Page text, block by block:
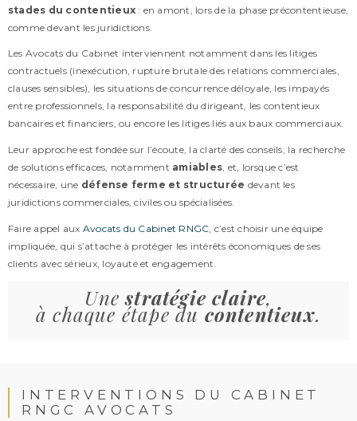
stades du contentieux : en amont, lors de la phase précontentieuse,
comme devant les juridictions.
Les Avocats du Cabinet interviennent notamment dans les litiges
contractuels (inexécution, rupture brutale des relations commerciales,
clauses sensibles), les situations de concurrence déloyale, les impayés
entre professionnels, la responsabilité du dirigeant, les contentieux
bancaires et financiers, ou encore les litiges liés aux baux commerciaux.
Leur approche est fondée sur l’écoute, la clarté des conseils, la recherche
de solutions efficaces, notamment amiables, et, lorsque c’est
nécessaire, une défense ferme et structurée devant les
juridictions commerciales, civiles ou spécialisées.
Faire appel aux Avocats du Cabinet RNGC , c’est choisir une équipe
impliquée, qui s’attache à protéger les intérêts économiques de ses
clients avec sérieux, loyauté et engagement.
Unestratégie claire,
à chaque étape ducontentieux.
INTERVENTIONS DU CABINET
RNGC AVOCATS